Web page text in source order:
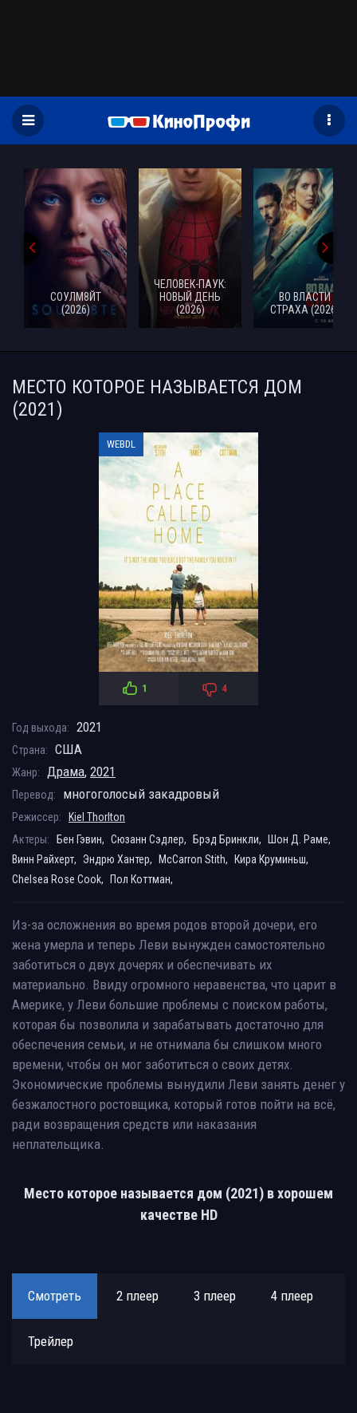
СОУЛМ8ЙТ
(2026)
ЧЕЛОВЕК-ПАУК:
НОВЫЙ ДЕНЬ
(2026)
ВО ВЛАСТИ
СТРАХА (2026)
МЕСТО КОТОРОЕ НАЗЫВАЕТСЯ ДОМ
(2021)
WEBDL
1 4
Год выхода: 2021
Страна: США
Жанр: Драма, 2021
Перевод: многоголосый закадровый
Режиссер:
Kiel Thorlton
Актеры:
Бен Гэвин, Сюзанн Сэдлер, Брэд Бринкли,
Шон Д. Раме,
Винн Райхерт, Эндрю Хантер, McCarron Stith,
Кира Круминьш,
Chelsea Rose Cook,
Пол Коттман,
Из-за осложнения во время родов второй дочери, его
жена умерла и теперь Леви вынужден самостоятельно
заботиться о двух дочерях и обеспечивать их
материально. Ввиду огромного неравенства, что царит в
Америке, у Леви большие проблемы с поиском работы,
которая бы позволила и зарабатывать достаточно для
обеспечения семьи, и не отнимала бы слишком много
времени, чтобы он мог заботиться о своих детях.
Экономические проблемы вынудили Леви занять денег у
безжалостного ростовщика, который готов пойти на всё,
ради возвращения средств или наказания
неплательщика.
Место которое называется дом (2021) в хорошем
качестве HD
Смотреть 2 плеер 3 плеер 4 плеер
Трейлер